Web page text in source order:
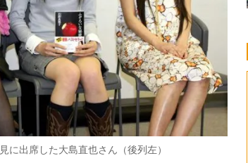
に出席した大島直也さん（後列左）